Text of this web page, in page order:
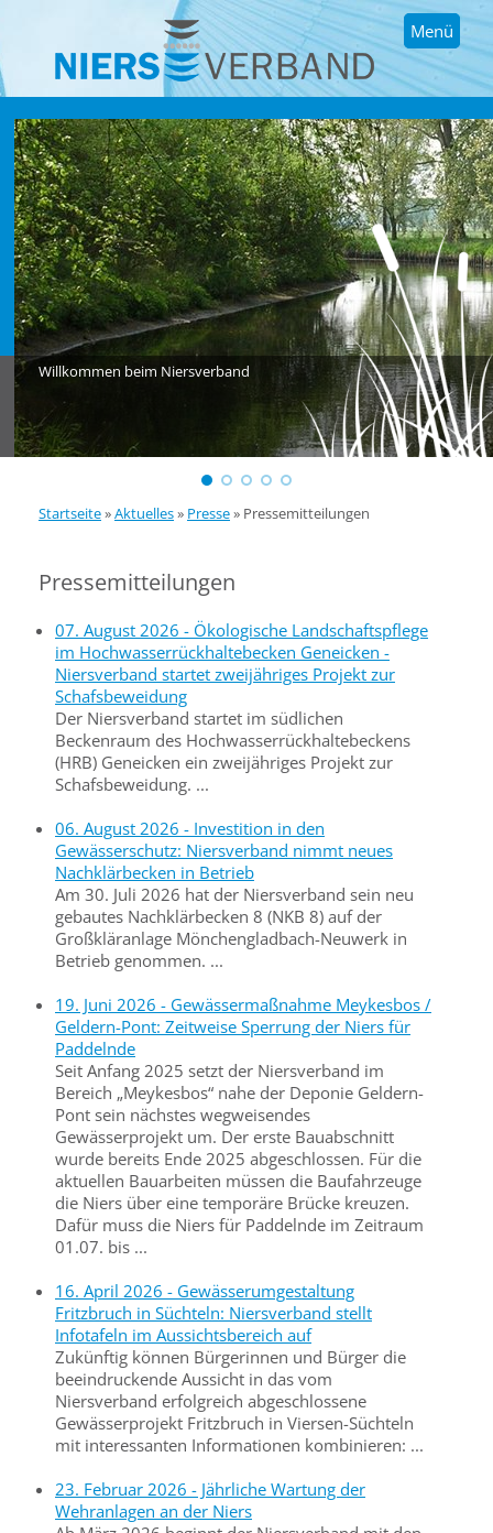
Menü
Willkommen beim Niersverband
Startseite»Aktuelles» Presse» Pressemitteilungen
Pressemitteilungen
07. August 2026 - Ökologische Landschaftspflege
im Hochwasserrückhaltebecken Geneicken -
Niersverband startet zweijähriges Projekt zur
Schafsbeweidung
Der Niersverband startet im südlichen
Beckenraum des Hochwasserrückhaltebeckens
(HRB) Geneicken ein zweijähriges Projekt zur
Schafsbeweidung. ...
06. August 2026 - Investition in den
Gewässerschutz: Niersverband nimmt neues
Nachklärbecken in Betrieb
Am 30. Juli 2026 hat der Niersverband sein neu
gebautes Nachklärbecken 8 (NKB 8) auf der
Großkläranlage Mönchengladbach-Neuwerk in
Betrieb genommen. ...
19. Juni 2026 - Gewässermaßnahme Meykesbos /
Geldern-Pont: Zeitweise Sperrung der Niers für
Paddelnde
Seit Anfang 2025 setzt der Niersverband im
Bereich „Meykesbos“ nahe der Deponie Geldern-
Pont sein nächstes wegweisendes
Gewässerprojekt um. Der erste Bauabschnitt
wurde bereits Ende 2025 abgeschlossen. Für die
aktuellen Bauarbeiten müssen die Baufahrzeuge
die Niers über eine temporäre Brücke kreuzen.
Dafür muss die Niers für Paddelnde im Zeitraum
01.07. bis ...
16. April 2026 - Gewässerumgestaltung
Fritzbruch in Süchteln: Niersverband stellt
Infotafeln im Aussichtsbereich auf
Zukünftig können Bürgerinnen und Bürger die
beeindruckende Aussicht in das vom
Niersverband erfolgreich abgeschlossene
Gewässerprojekt Fritzbruch in Viersen-Süchteln
mit interessanten Informationen kombinieren: ...
23. Februar 2026 - Jährliche Wartung der
Wehranlagen an der Niers